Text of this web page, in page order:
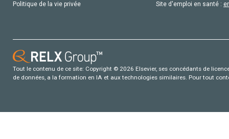
Politique de la vie privée
Site d'emploi en santé :
Tout le contenu de ce site: Copyright © 2026 Elsevier, ses concédants de
de données, a la formation en IA et aux technologies similaires. Pour tout